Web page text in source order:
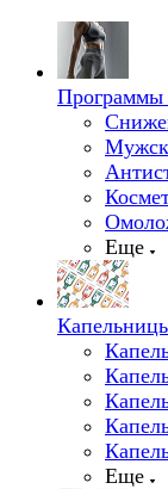
Программы
Еще
Еще